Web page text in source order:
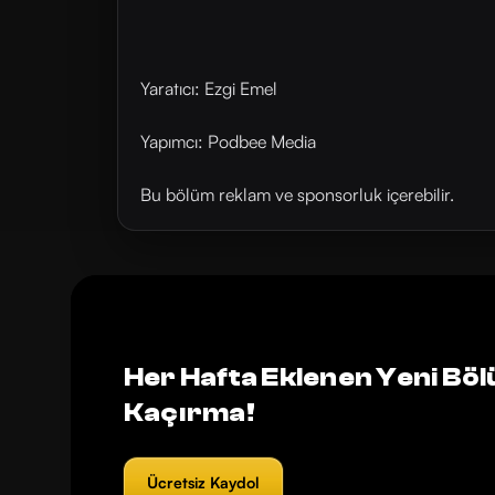
Yaratıcı: Ezgi Emel
Yapımcı: Podbee Media
Bu bölüm reklam ve sponsorluk içerebilir.
Her Hafta Eklenen Yeni
Kaçırma!
Ücretsiz Kaydol